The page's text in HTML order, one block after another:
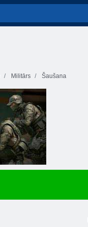
Militārs Šaušana